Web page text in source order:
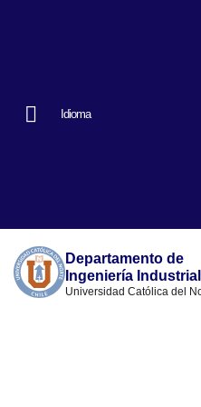
Idioma
Departamento de
Ingeniería Industrial
Universidad Católica del